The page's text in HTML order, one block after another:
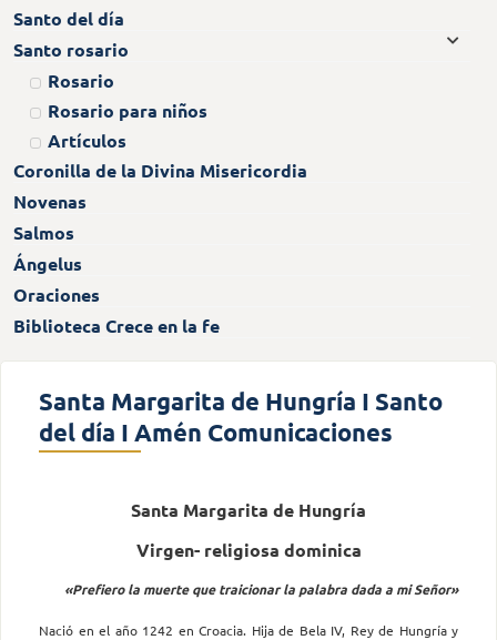
Santo del día
Santo rosario
Rosario
Rosario para niños
Artículos
Coronilla de la Divina Misericordia
Novenas
Salmos
Ángelus
Oraciones
Biblioteca Crece en la fe
Santa Margarita de Hungría I Santo
del día I Amén Comunicaciones
Santa Margarita de Hungría
Virgen- religiosa dominica
«Prefiero la muerte que traicionar la palabra dada a mi Señor»
Nació en el año 1242 en Croacia. Hija de Bela IV, Rey de Hungría y